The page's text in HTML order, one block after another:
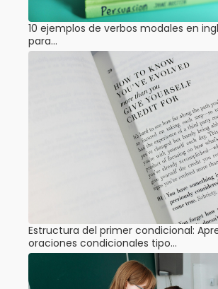
10 ejemplos de verbos modales en
para…
Estructura del primer condicional:
oraciones condicionales tipo…